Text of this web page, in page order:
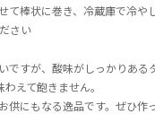
て棒状に巻き、冷蔵庫で冷や
さい
ですが、酸味がしっかりあ
えて飽きません。
供にもなる逸品です。ぜひ作